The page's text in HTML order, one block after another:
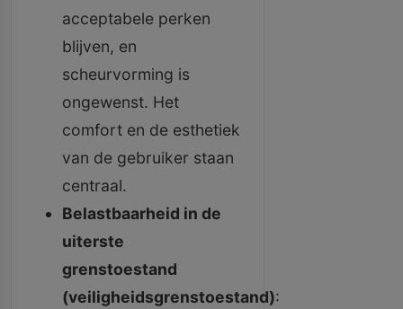
acceptabele perken
blijven, en
scheurvorming is
ongewenst. Het
comfort en de esthetiek
van de gebruiker staan
centraal.
Belastbaarheid in de
uiterste
grenstoestand
(veiligheidsgrenstoestand):